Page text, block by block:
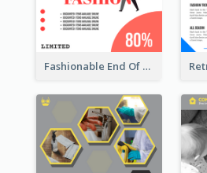
Fashionable End Of Sale Poster Design Template